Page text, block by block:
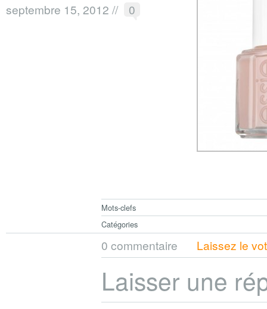
septembre 15, 2012 // 0
Mots-clefs
Catégories
0 commentaire Laissez le
Laisser une